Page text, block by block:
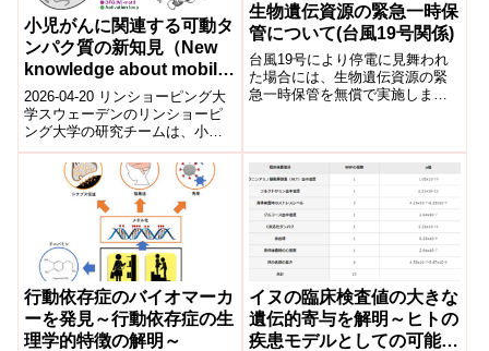
小児がんに関連する可動タ
ンパク質の新知見（New
knowledge about mobile
proteins linked to
childhood cancer）
2026-04-20 リンショーピング大
学スウェーデンのリンショーピ
ング大学の研究チームは、小児
がんに関連する「動的に動くタ
ンパク質」の新たな性質を解明
した。従...
生物遺伝資源の緊急一時保
管について(台風19号関係)
台風19号により停電に見舞われ
た場合には、生物遺伝資源の緊
急一時保管を無償で実施します
⾏動依存症のバイオマーカ
ーを発⾒～⾏動依存症の⽣
理学的特徴の解明～
イヌの臨床検査値の大きな
遺伝的寄与を解明～ヒトの
疾患モデルとしての可能性